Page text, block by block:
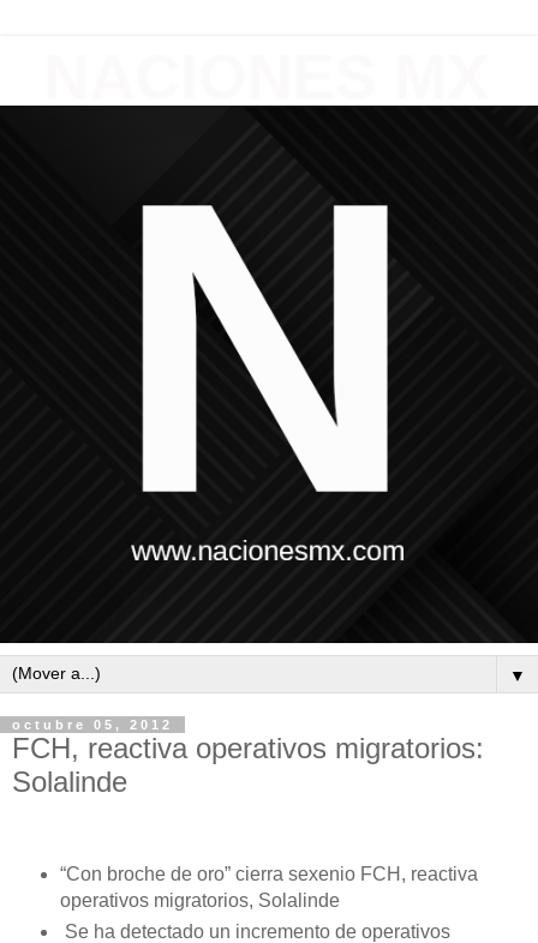
▼
octubre 05, 2012
FCH, reactiva operativos migratorios:
Solalinde
“Con broche de oro” cierra sexenio FCH, reactiva
operativos migratorios, Solalinde
Se ha detectado un incremento de operativos